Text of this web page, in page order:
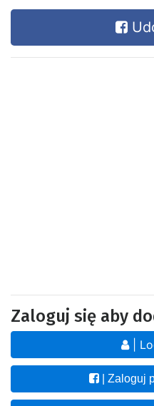
Zaloguj się aby
|
| Zaloguj